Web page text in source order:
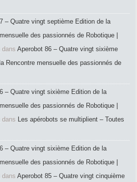
– Quatre vingt septième Edition de la
des passionnés de Robotique |
dans Aperobot 86 – Quatre vingt sixième
Rencontre mensuelle des passionnés de
– Quatre vingt sixième Edition de la
des passionnés de Robotique |
dans Les apérobots se multiplient – Toutes
– Quatre vingt sixième Edition de la
des passionnés de Robotique |
dans Aperobot 85 – Quatre vingt cinquième